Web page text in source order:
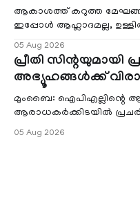
ആകാശത്ത് കറുത്ത
ഇപ്പോൾ ആഹ്ലാദമല്ല,
ഒരുകാലത്ത് സമൃദ്ധിയുടെയും
05 Aug 2026
പ്രീതി
അഭ്യൂഹങ്ങൾക്ക്
മുംബൈ: ഐപിഎല്ലിന്റെ
ആരാധകർക്കിടയിൽ
പ്രണയ അഭ്യൂഹങ്ങൾ തള്ളി
05 Aug 2026